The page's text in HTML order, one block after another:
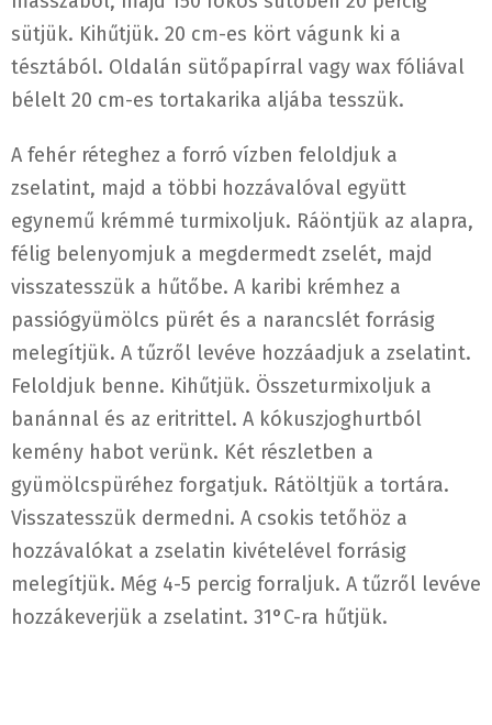
sütjük. Kihűtjük. 20 cm-es kört vágunk ki a
tésztából. Oldalán sütőpapírral vagy wax fóliával
bélelt 20 cm-es tortakarika aljába tesszük.
A fehér réteghez a forró vízben feloldjuk a
zselatint, majd a többi hozzávalóval együtt
egynemű krémmé turmixoljuk. Ráöntjük az alapra,
félig belenyomjuk a megdermedt zselét, majd
visszatesszük a hűtőbe. A karibi krémhez a
passiógyümölcs pürét és a narancslét forrásig
melegítjük. A tűzről levéve hozzáadjuk a zselatint.
Feloldjuk benne. Kihűtjük. Összeturmixoljuk a
banánnal és az eritrittel. A kókuszjoghurtból
kemény habot verünk. Két részletben a
gyümölcspüréhez forgatjuk. Rátöltjük a tortára.
Visszatesszük dermedni. A csokis tetőhöz a
hozzávalókat a zselatin kivételével forrásig
melegítjük. Még 4-5 percig forraljuk. A tűzről levéve
hozzákeverjük a zselatint. 31°C-ra hűtjük.